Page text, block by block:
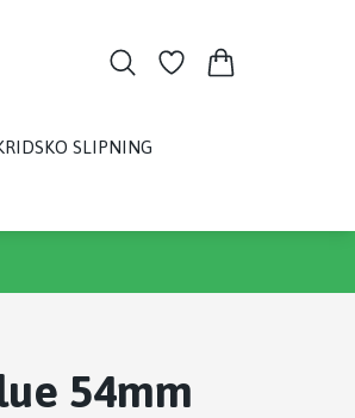
SLIPNING
54mm